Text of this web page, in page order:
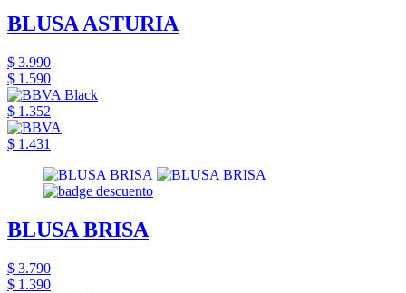
BLUSA ASTURIA
$ 3.990
$ 1.590
$ 1.352
$ 1.431
BLUSA BRISA
$ 3.790
$ 1.390